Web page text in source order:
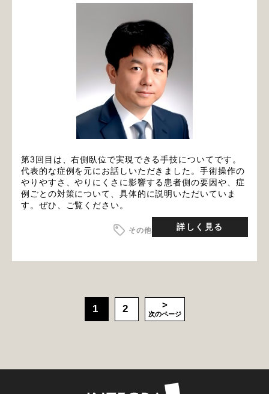
第3回目は、右側臥位で実現できる手技についてです。
代表的な症例を元にお話しいただきました。手術操作の
やりやすさ、やりにくさに影響する患者側の要因や、症
例ごとの対策について、具体的に説明いただいていま
す。ぜひ、ご覧ください。
その他 詳しく見る
1 2 次のページ